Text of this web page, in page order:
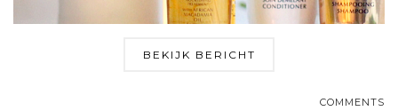
BEKIJK BERICHT
COMMENTS